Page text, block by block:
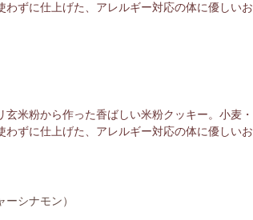
わずに仕上げた、アレルギー対応の体に優しいお
米粉から作った香ばしい米粉クッキー。小麦・
わずに仕上げた、アレルギー対応の体に優しいお
シナモン）